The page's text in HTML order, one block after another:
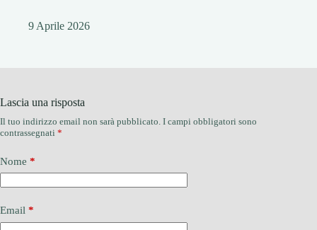
9 Aprile 2026
Lascia una risposta
Il tuo indirizzo email non sarà pubblicato. I campi obbligatori sono
contrassegnati *
Nome *
Email *